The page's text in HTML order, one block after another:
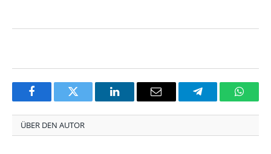
FacebookTwitter LinkedInEmail Telegram
ÜBER DEN AUTOR